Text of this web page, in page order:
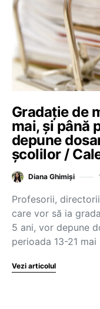
Gradație de
mai, și până
depune
școlilor /
Diana Ghimiși
Profesorii,
care vor să ia
5 ani, vor depune
perioada 13-21
Vezi articolul